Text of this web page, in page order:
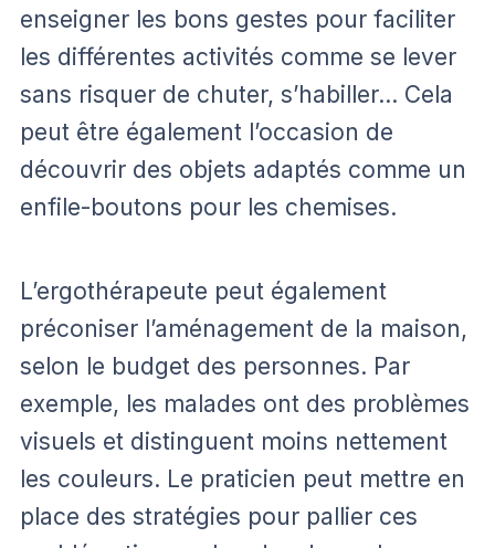
enseigner les bons gestes pour faciliter
les différentes activités comme se lever
sans risquer de chuter, s’habiller… Cela
peut être également l’occasion de
découvrir des objets adaptés comme un
enfile-boutons pour les chemises.
L’ergothérapeute peut également
préconiser l’aménagement de la maison,
selon le budget des personnes. Par
exemple, les malades ont des problèmes
visuels et distinguent moins nettement
les couleurs. Le praticien peut mettre en
place des stratégies pour pallier ces